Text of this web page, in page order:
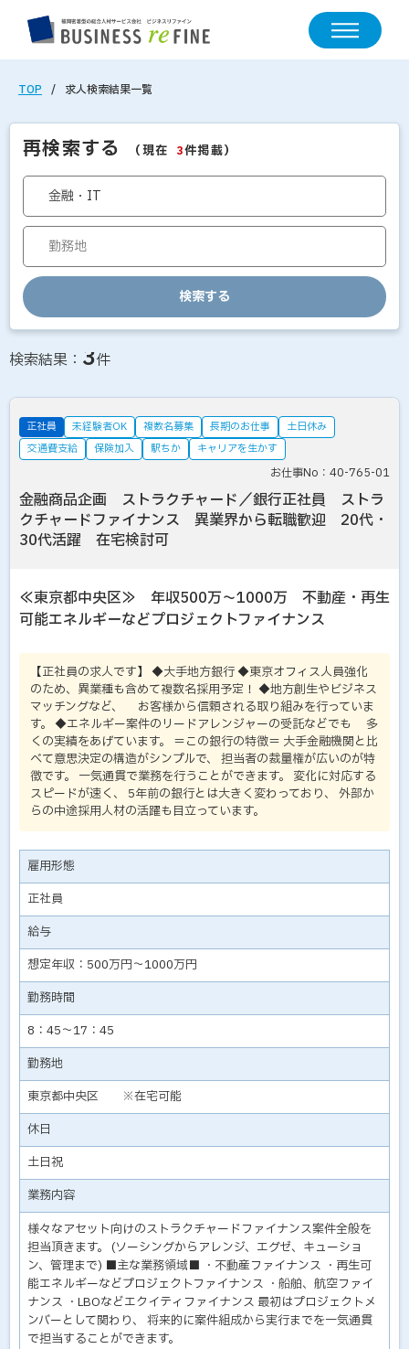
TOP 求人検索結果一覧
再検索する （現在 3件掲載）
検索する
求人情報の検索結果一覧
検索結果： 3件
正社員 未経験者OK 複数名募集 長期のお仕事
土日休み
交通費支給
保険加入 駅ちか キャリアを生かす
お仕事No：40-765-01
金融商品企画 ストラクチャード／銀行正社員 ストラ
クチャードファイナンス 異業界から転職歓迎 20代・
30代活躍 在宅検討可
≪東京都中央区≫ 年収500万～1000万 不動産・再生
可能エネルギーなどプロジェクトファイナンス
【正社員の求人です】 ◆大手地方銀行 ◆東京オフィス人員強化
のため、異業種も含めて複数名採用予定！ ◆地方創生やビジネス
マッチングなど、 お客様から信頼される取り組みを行っていま
す。 ◆エネルギー案件のリードアレンジャーの受託などでも 多
くの実績をあげています。 ＝この銀行の特徴＝ 大手金融機関と比
べて意思決定の構造がシンプルで、 担当者の裁量権が広いのが特
徴です。 一気通貫で業務を行うことができます。 変化に対応する
スピードが速く、 5年前の銀行とは大きく変わっており、 外部か
らの中途採用人材の活躍も目立っています。
雇用形態
正社員
給与
想定年収：500万円～1000万円
勤務時間
8：45～17：45
勤務地
東京都中央区 ※在宅可能
休日
土日祝
業務内容
様々なアセット向けのストラクチャードファイナンス案件全般を
担当頂きます。 (ソーシングからアレンジ、エグゼ、キューショ
ン、管理まで) ■主な業務領域■ ・不動産ファイナンス ・再生可
能エネルギーなどプロジェクトファイナンス ・船舶、航空ファイ
ナンス ・LBOなどエクイティファイナンス 最初はプロジェクトメ
ンバーとして関わり、 将来的に案件組成から実行までを一気通貫
で担当することができます。